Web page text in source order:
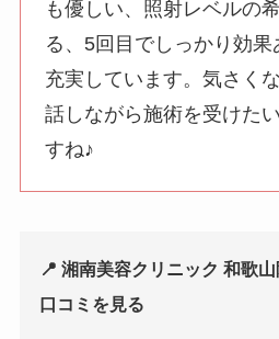
も優しい、照射レベルの
る、5回目でしっかり効
充実しています。気さく
話しながら施術を受けた
すね♪
📍 湘南美容クリニック 和歌山
口コミを見る